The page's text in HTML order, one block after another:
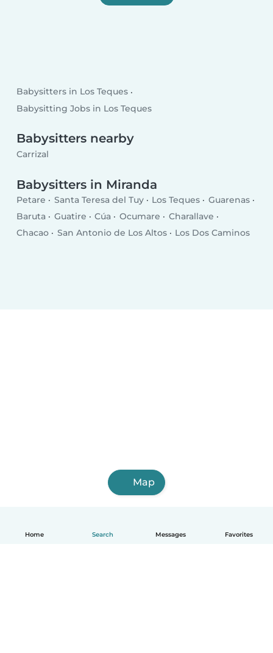
Home Search Messages Favorites
Babysitters in Los Teques
Babysitting Jobs in Los Teques
Babysitters nearby
Carrizal
Babysitters in Miranda
Petare Santa Teresa del Tuy Los Teques
Guarenas
Baruta
Guatire Cúa Ocumare
Charallave
Chacao
San Antonio de Los Altos Los Dos Caminos
Map